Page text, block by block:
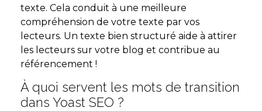
texte. Cela conduit à une meilleure
compréhension de votre texte par vos
lecteurs. Un texte bien structuré aide à attirer
les lecteurs sur votre blog et contribue au
référencement !
À quoi servent les mots de transition
dans Yoast SEO ?